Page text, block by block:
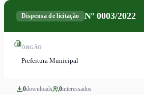
Dispensa de licitação Nº 0003/2022
ÓRGÃO
Prefeitura Municipal
0downloads 0interessados